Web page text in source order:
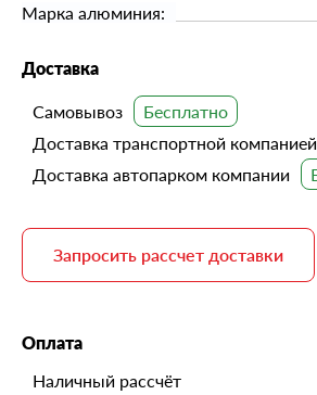
Марка алюминия:
Доставка
Самовывоз
Доставка транспортной компанией
Доставка автопарком компании
Запросить рассчет доставки
Оплата
Наличный рассчёт